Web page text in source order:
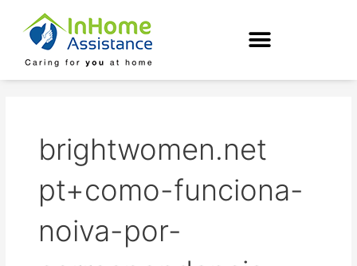
content
brightwomen.net
pt+como-funciona-
noiva-por-